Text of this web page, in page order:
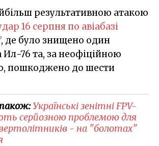
результативною атакою
16 серпня по авіабазі
, де було знищено один
76 та, за неофіційною
пошкоджено до шести
Українські зенітні FPV-
серйозною проблемою для
вертолітників - на "болотах"